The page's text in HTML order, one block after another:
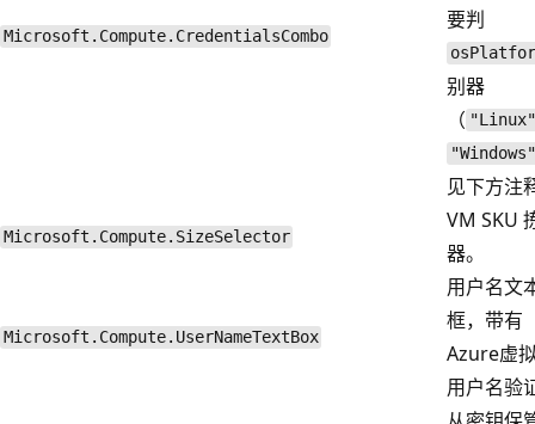
Microsoft.Compute.CredentialsCombo
要判
别器
（ "Linux"
"Windows"
见下方注
Microsoft.Compute.SizeSelector
VM SKU
器。
Microsoft.Compute.UserNameTextBox
用户名文
框，带有
Azure虚
用户名验